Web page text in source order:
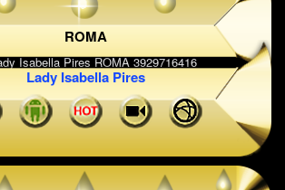
ROMA
Lady Isabella Pires